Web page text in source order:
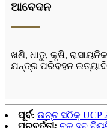
ଆବେଦନ
ଖଣି, ଧାତୁ, କୃଷି,
ଯନ୍ତ୍ର ପରିବହନ
ପୂର୍ବ: ଉଚ୍ଚ ସଠିକ୍ UCP